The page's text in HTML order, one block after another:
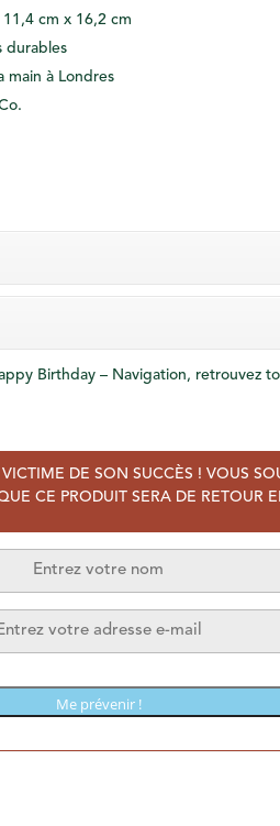
11,4 cm x 16,2 cm
durables
main à Londres
Birthday – Navigation, retrouvez
DE SON SUCCÈS ! VOUS
CE PRODUIT SERA DE RETOUR
Me prévenir !